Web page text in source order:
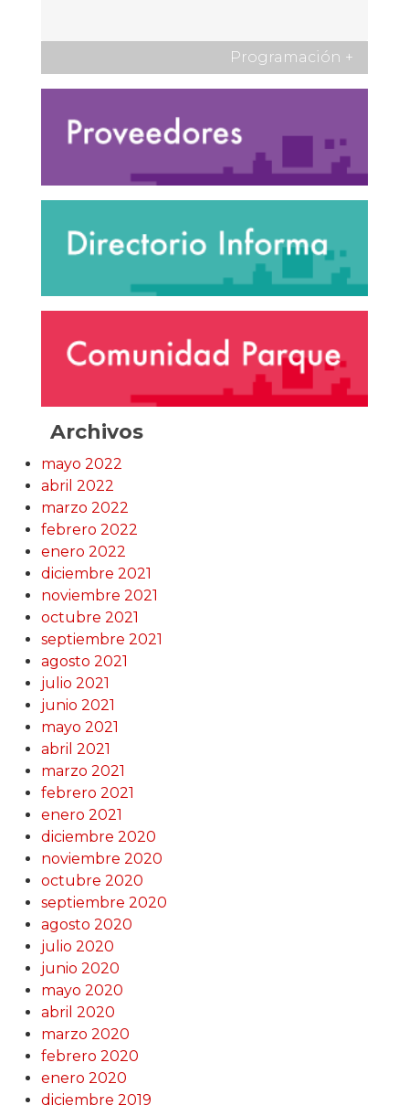
Programación +
Archivos
mayo 2022
abril 2022
marzo 2022
febrero 2022
enero 2022
diciembre 2021
noviembre 2021
octubre 2021
septiembre 2021
agosto 2021
julio 2021
junio 2021
mayo 2021
abril 2021
marzo 2021
febrero 2021
enero 2021
diciembre 2020
noviembre 2020
octubre 2020
septiembre 2020
agosto 2020
julio 2020
junio 2020
mayo 2020
abril 2020
marzo 2020
febrero 2020
enero 2020
diciembre 2019